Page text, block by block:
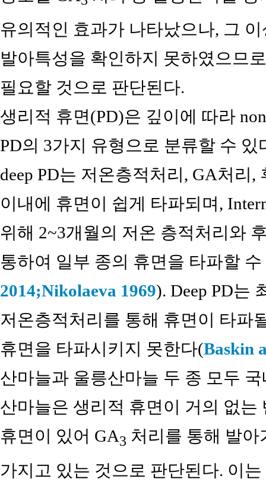
유의적인 효과가 나타났으나, 그
발아특성을 확인하지 못하였으므
필요할 것으로 판단된다.
생리적 휴면(PD)은 깊이에 따라
PD의 3가지 유형으로 분류할 수 있
deep PD는 저온층적처리, GA처리
이내에 휴면이 쉽게 타파되며,
위해 2~3개월의 저온 층적처리와
통하여 일부 종의 휴면을 타파할
2014;Nikolaeva 1969). Deep PD는
저온층적처리를 통해 휴면이 타파
휴면을 타파시키지 못한다(Baskin
산마늘과 울릉산마늘 두 종 모두
산마늘은 생리적 휴면이 거의 없
휴면이 있어 GA3 처리를 통해 발아
가지고 있는 것으로 판단된다. 이